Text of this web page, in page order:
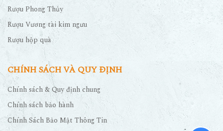
Rượu Phong Thủy
Rượu Vương tài kim ngưu
Rượu hộp quà
CHÍNH SÁCH VÀ QUY ĐỊNH
Chính sách & Quy định chung
Chính sách bảo hành
Chính Sách Bảo Mật Thông Tin